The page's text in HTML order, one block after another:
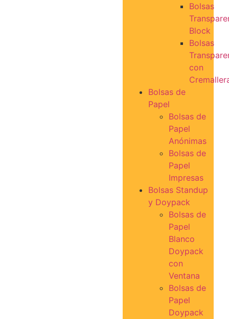
Bolsas
Block
Bolsas
con
Bolsas de
Papel
Bolsas de
Papel
Anónimas
Bolsas de
Papel
Impresas
Bolsas Standup
y Doypack
Bolsas de
Papel
Blanco
Doypack
con
Ventana
Bolsas de
Papel
Doypack